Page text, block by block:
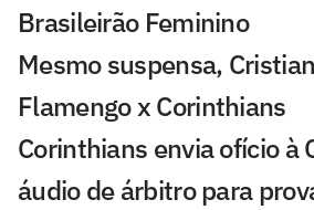
Brasileirão Feminino
Mesmo suspensa,
Flamengo x Corinthians
Corinthians envia ofício à
áudio de árbitro para